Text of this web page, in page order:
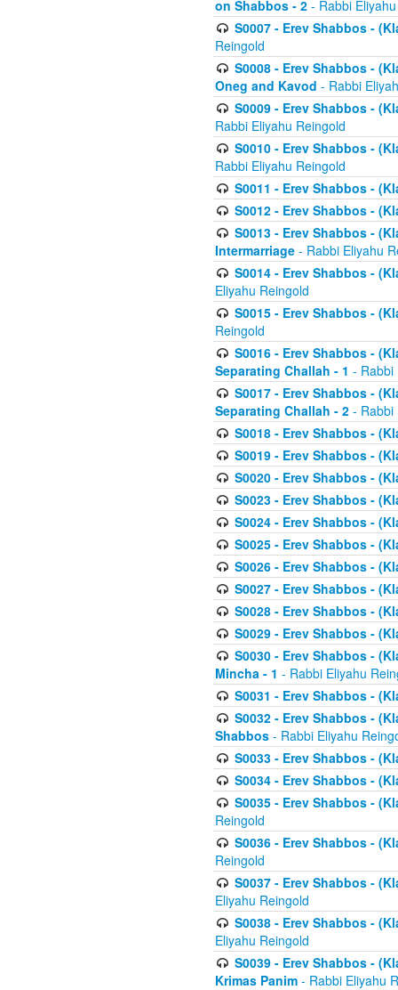
on Shabbos - 2 - Rabbi
S0007 - Erev Shabbos -
Reingold
S0008 - Erev Shabbos -
Oneg and Kavod - Rabbi
S0009 - Erev Shabbos -
Rabbi Eliyahu Reingold
S0010 - Erev Shabbos -
Rabbi Eliyahu Reingold
S0011 - Erev Shabbos -
S0012 - Erev Shabbos -
S0013 - Erev Shabbos -
Intermarriage - Rabbi Eliyahu
S0014 - Erev Shabbos -
Eliyahu Reingold
S0015 - Erev Shabbos -
Reingold
S0016 - Erev Shabbos -
Separating Challah - 1 - Rabbi
S0017 - Erev Shabbos -
Separating Challah - 2 - Rabbi
S0018 - Erev Shabbos -
S0019 - Erev Shabbos -
S0020 - Erev Shabbos -
S0023 - Erev Shabbos -
S0024 - Erev Shabbos -
S0025 - Erev Shabbos -
S0026 - Erev Shabbos -
S0027 - Erev Shabbos -
S0028 - Erev Shabbos -
S0029 - Erev Shabbos -
S0030 - Erev Shabbos -
Mincha - 1 - Rabbi Eliyahu
S0031 - Erev Shabbos -
S0032 - Erev Shabbos -
Shabbos - Rabbi Eliyahu
S0033 - Erev Shabbos -
S0034 - Erev Shabbos -
S0035 - Erev Shabbos -
Reingold
S0036 - Erev Shabbos -
Reingold
S0037 - Erev Shabbos -
Eliyahu Reingold
S0038 - Erev Shabbos -
Eliyahu Reingold
S0039 - Erev Shabbos -
Krimas Panim - Rabbi Eliyahu